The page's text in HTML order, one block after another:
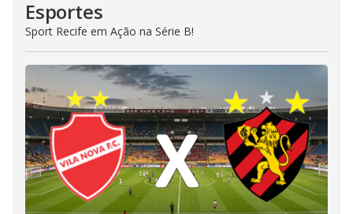
Esportes
Sport Recife em Ação na Série B!